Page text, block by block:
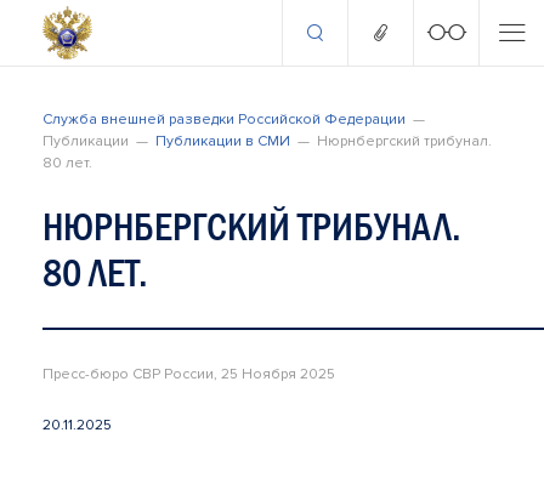
Служба внешней разведки Российской Федерации
Публикации
Публикации в СМИ
Нюрнбергский трибунал.
80 лет.
НЮРНБЕРГСКИЙ ТРИБУНАЛ.
80 ЛЕТ.
Пресс-бюро СВР России, 25 Ноября 2025
20.11.2025